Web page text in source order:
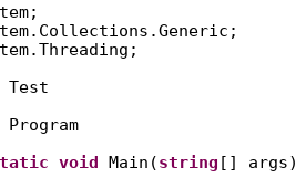
Test
Program
void Main(string [] args)